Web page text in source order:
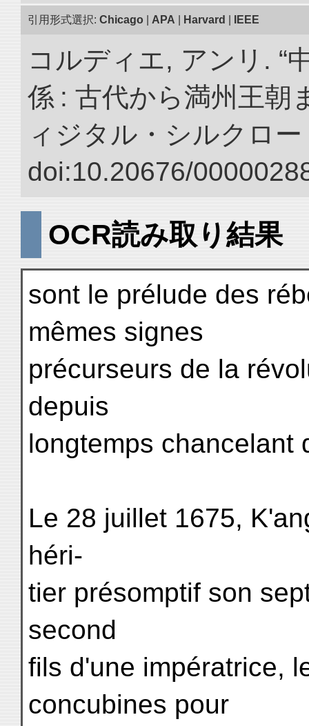
引用形式選択: Chicago APA Harvard IEEE
コルディエ, アンリ. “
係 : 古代から満州王朝
ィジタル・シルクロ
doi:10.20676/
OCR読み取り結果
sont le prélude des
mêmes signes
précurseurs de la
depuis
longtemps chancelant
Le 28 juillet 1675,
héri-
tier présomptif son
second
fils d'une impératrice,
concubines pour